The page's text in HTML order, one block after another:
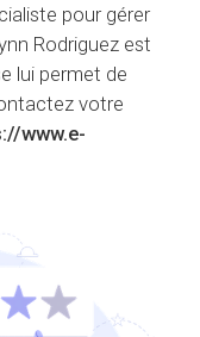
pour gérer
Rodriguez est
lui permet de
votre
www.e-